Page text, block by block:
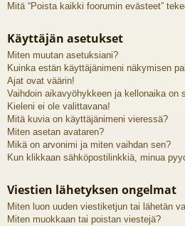
Mitä “Poista kaikki foorumin evästeet”
Käyttäjän asetukset
Miten muutan asetuksiani?
Kuinka estän käyttäjänimeni näkymisen
Ajat ovat väärin!
Vaihdoin aikavyöhykkeen ja kellonaika on
Kieleni ei ole valittavana!
Mitä kuvia on käyttäjänimeni vieressä?
Miten asetan avataren?
Mikä on arvonimi ja miten vaihdan sen?
Kun klikkaan sähköpostilinkkiä, minua
Viestien lähetyksen ongelmat
Miten luon uuden viestiketjun tai lähetän
Miten muokkaan tai poistan viestejä?